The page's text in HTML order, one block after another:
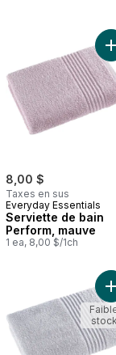
8,00 $
Taxes en sus
Everyday Essentials
Serviette de bain
Perform, mauve
1 ea, 8,00 $/1ch
stock